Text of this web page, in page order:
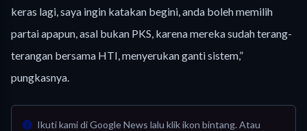
keras lagi, saya ingin katakan begini, anda boleh memilih
partai apapun, asal bukan PKS, karena mereka sudah terang-
terangan bersama HTI, menyerukan ganti sistem,”
pungkasnya.
Ikuti kami di Google News lalu klik ikon bintang. Atau